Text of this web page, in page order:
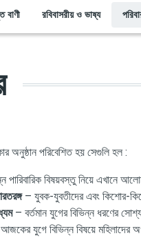
বাণী রবিবাসরীয় ও ভাষ্য
অনুষ্ঠান পরিবেশিত হয় সেগুলি হল :
পারিবারিক বিষয়বস্তু নিয়ে এখানে
– যুবক-যুবতীদের এবং কিশোর-
– বর্তমান যুগের বিভিন্ন ধরণের
যুগে বিভিন্ন বিষয়ে মহিলাদের